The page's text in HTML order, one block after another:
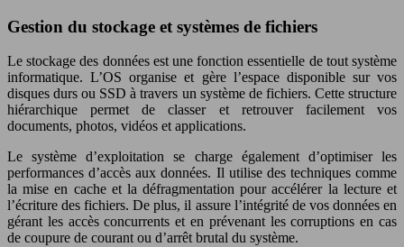
Gestion du stockage et systèmes de fichiers
Le stockage des données est une fonction essentielle de tout système
informatique. L’OS organise et gère l’espace disponible sur vos
disques durs ou SSD à travers un système de fichiers. Cette structure
hiérarchique permet de classer et retrouver facilement vos
documents, photos, vidéos et applications.
Le système d’exploitation se charge également d’optimiser les
performances d’accès aux données. Il utilise des techniques comme
la mise en cache et la défragmentation pour accélérer la lecture et
l’écriture des fichiers. De plus, il assure l’intégrité de vos données en
gérant les accès concurrents et en prévenant les corruptions en cas
de coupure de courant ou d’arrêt brutal du système.